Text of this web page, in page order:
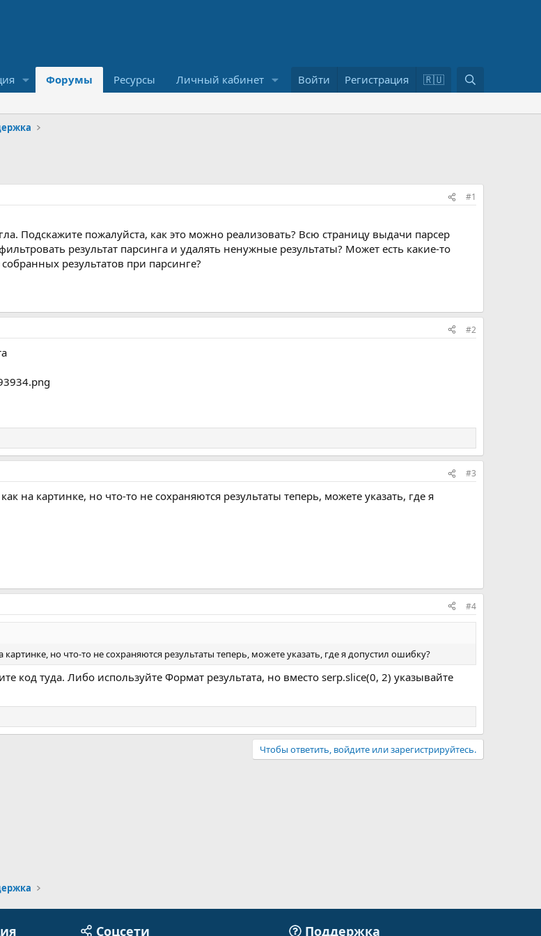
Форумы Ресурсы Личный кабинет Войти Регистрация 🇷🇺
о
#1
Подскажите пожалуйста, как это можно реализовать? Всю страницу выдачи парсер
результат парсинга и удалять ненужные результаты? Может есть какие-то
результатов при парсинге?
#2
#3
на картинке, но что-то не сохраняются результаты теперь, можете указать, где я
#4
но что-то не сохраняются результаты теперь, можете указать, где я допустил ошибку?
код туда. Либо используйте Формат результата, но вместо serp.slice(0, 2) указывайте
Чтобы ответить, войдите или зарегистрируйтесь.
Соцсети Поддержка